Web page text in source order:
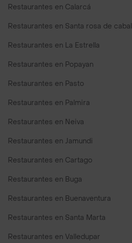
Restaurantes en Calarcá
Restaurantes en Santa rosa de cabal
Restaurantes en La Estrella
Restaurantes en Popayan
Restaurantes en Pasto
Restaurantes en Palmira
Restaurantes en Neiva
Restaurantes en Jamundi
Restaurantes en Cartago
Restaurantes en Buga
Restaurantes en Buenaventura
Restaurantes en Santa Marta
Restaurantes en Valledupar